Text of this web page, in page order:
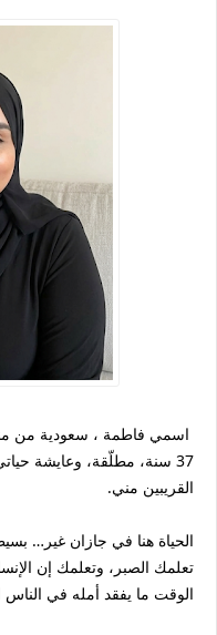
اسمي فاطمة ، سعودية من
37 سنة، مطلّقة، وعايشة
القريبين مني.
الحياة هنا في جازان غير…
تعلمك الصبر، وتعلمك إن
الوقت ما يفقد أمله في الناس